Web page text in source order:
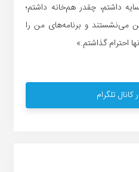
داشتم، چقدر هم‌خانه داشتم؛
می‌نشستند و برنامه‌های من را
احترام گذاشتم.»
تلگرام